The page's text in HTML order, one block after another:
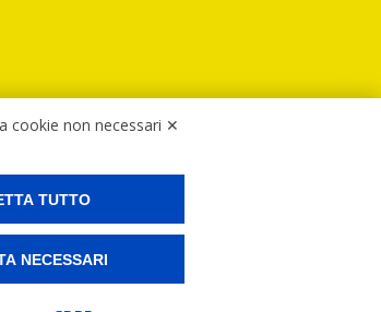
pacchi.
cookie non necessari ✕
TUTTO
NECESSARI